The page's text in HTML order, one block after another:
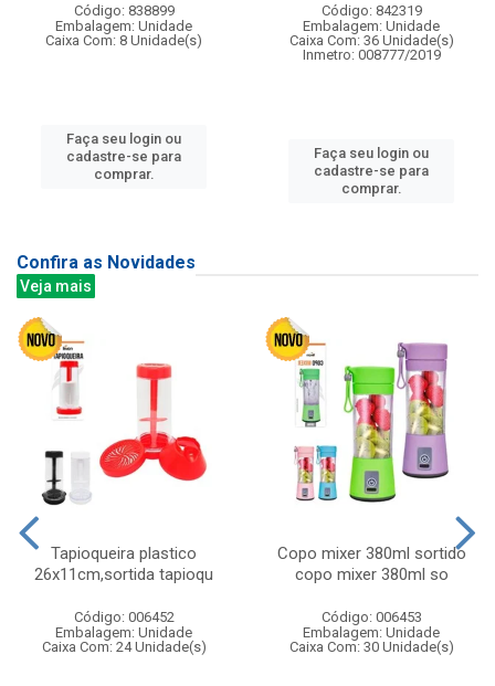
Código: 838899
Embalagem: Unidade
Caixa Com: 8 Unidade(s)
Faça seu login ou
cadastre-se para
comprar.
Código: 842319
Embalagem: Unidade
Caixa Com: 36 Unidade(s)
Inmetro: 008777/2019
Faça seu login ou
cadastre-se para
comprar.
Confira as Novidades
Veja mais
Tapioqueira plastico
26x11cm,sortida tapioqu
Código: 006452
Embalagem: Unidade
Caixa Com: 24 Unidade(s)
Copo mixer 380ml sortido
copo mixer 380ml so
Código: 006453
Embalagem: Unidade
Caixa Com: 30 Unidade(s)